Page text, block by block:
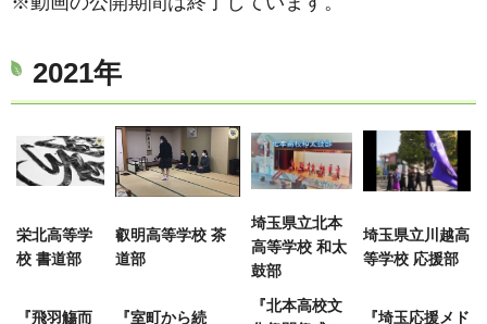
2021年
栄北高等学
校 書道部
叡明高等学校 茶
道部
埼玉県立北本
高等学校 和太
鼓部
埼玉県立川越高
等学校 応援部
『飛羽觴而
『室町から続
『北本高校文
『埼玉応援メド